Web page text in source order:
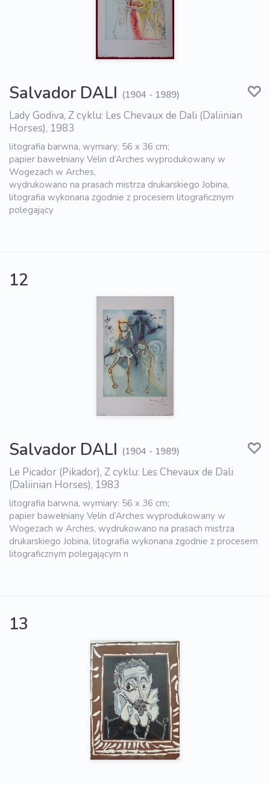
Salvador DALI (1904 - 1989)
Lady Godiva, Z cyklu: Les Chevaux de Dali (Daliinian
Horses), 1983
litografia barwna, wymiary: 56 x 36 cm;
papier bawełniany Velin d’Arches wyprodukowany w
Wogezach w Arches,
wydrukowano na prasach mistrza drukarskiego Jobina,
litografia wykonana zgodnie z procesem litograficznym
polegający
12
Salvador DALI (1904 - 1989)
Le Picador (Pikador), Z cyklu: Les Chevaux de Dali
(Daliinian Horses), 1983
litografia barwna, wymiary: 56 x 36 cm;
papier bawełniany Velin d’Arches wyprodukowany w
Wogezach w Arches, wydrukowano na prasach mistrza
drukarskiego Jobina, litografia wykonana zgodnie z procesem
litograficznym polegającym n
13